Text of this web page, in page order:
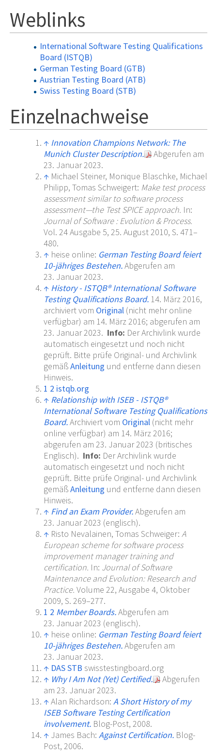
Weblinks
International Software Testing Qualifications
Board (ISTQB)
German Testing Board (GTB)
Austrian Testing Board (ATB)
Swiss Testing Board (STB)
Einzelnachweise
↑ Innovation Champions Network: The
Munich Cluster Description.
Abgerufen am
23. Januar 2023.
↑ Michael Steiner, Monique Blaschke, Michael
Philipp, Tomas Schweigert: Make test process
assessment similar to software process
assessment—the Test SPICE approach. In:
Journal of Software : Evolution & Process.
Vol. 24 Ausgabe 5, 25. August 2010, S. 471–
480.
↑ heise online: German Testing Board feiert
10-jähriges Bestehen.Abgerufen am
23. Januar 2023.
↑ History - ISTQB® International Software
Testing Qualifications Board. 14. März 2016,
archiviertvom Original (nicht mehr online
verfügbar) am 14. März 2016; abgerufen am
23. Januar 2023. Info: Der Archivlink wurde
automatisch eingesetzt und noch nicht
geprüft. Bitte prüfe Original- und Archivlink
gemäßAnleitung und entferne dann diesen
Hinweis.
1 2 istqb.org
↑ Relationship with ISEB - ISTQB®
International Software Testing Qualifications
Board.Archiviertvom Original (nicht mehr
online verfügbar) am 14. März 2016;
abgerufen am 23. Januar 2023 (britisches
Englisch). Info: Der Archivlink wurde
automatisch eingesetzt und noch nicht
geprüft. Bitte prüfe Original- und Archivlink
gemäßAnleitung und entferne dann diesen
Hinweis.
↑ Find an Exam Provider.Abgerufen am
23. Januar 2023 (englisch).
↑ Risto Nevalainen, Tomas Schweiger: A
European scheme for software process
improvement manager training and
certification. In: Journal of Software
Maintenance and Evolution: Research and
Practice. Volume 22, Ausgabe 4, Oktober
2009, S. 269–277.
1 2 Member Boards.Abgerufen am
23. Januar 2023 (englisch).
↑ heise online: German Testing Board feiert
10-jähriges Bestehen.Abgerufen am
23. Januar 2023.
↑ DAS STB swisstestingboard.org
↑ Why I Am Not (Yet) Certified.
Abgerufen
am 23. Januar 2023.
↑Alan Richardson: A Short History of my
ISEB Software Testing Certification
involvement. Blog-Post, 2008.
↑ James Bach: Against Certification. Blog-
Post, 2006.